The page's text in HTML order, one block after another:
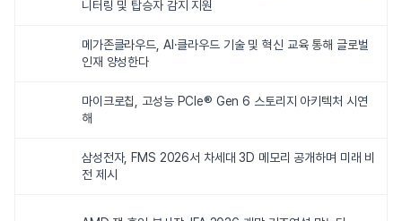
니터링 및 탑승자 감지 지원
메가존클라우드, AI·클라우드 기술 및 혁신 교육 통해 글로벌
인재 양성한다
마이크로칩, 고성능 PCIe® Gen 6 스토리지 아키텍처 시연
해
삼성전자, FMS 2026서 차세대 3D 메모리 공개하며 미래 비
전 제시